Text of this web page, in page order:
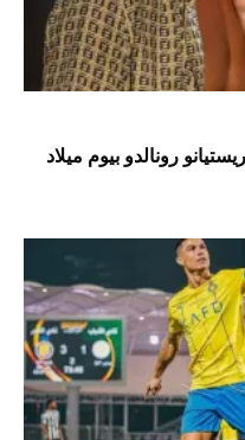
رونالدو بيوم ميلاد